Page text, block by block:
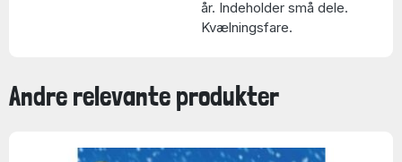
år. Indeholder små dele.
Kvælningsfare.
Andre relevante produkter